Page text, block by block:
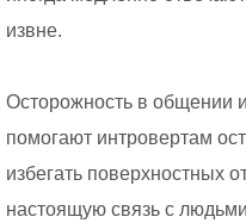
извне.
Осторожность в общении
помогают интровертам
избегать поверхностных
настоящую связь с